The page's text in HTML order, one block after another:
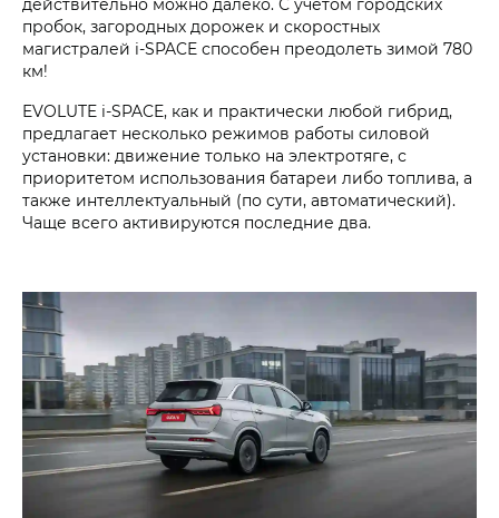
пробок, загородных дорожек и скоростных
магистралей i‑SPACE способен преодолеть зимой 780
км!
EVOLUTE i‑SPACE, как и практически любой гибрид,
предлагает несколько режимов работы силовой
установки: движение только на электротяге, с
приоритетом использования батареи либо топлива, а
также интеллектуальный (по сути, автоматический).
Чаще всего активируются последние два.